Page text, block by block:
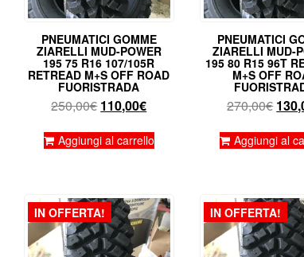
PNEUMATICI GOMME
ZIARELLI MUD-POWER
195 75 R16 107/105R
RETREAD M+S OFF ROAD
FUORISTRADA
250,00€ Il
originale
110,00€Il
attuale
Aggiungi al carrello
PNEUMATICI
ZIARELLI MUD-
195 80 R15 96T
M+S OFF
270,00€ Il
Aggiungi al
IN OFFERTA! IN OFFERTA!